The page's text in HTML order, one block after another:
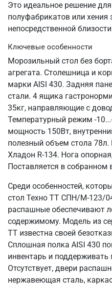
Это идеальное решение
полуфабрикатов или хения
непосредственной
Ключевые особенности
Морозильный стол без
агрегата. Столешница и
марки AISI 430. Задняя
стали. 4 ящика
35кг, направляющие с
Температурный режим -
мощность 150Вт,
полезный объем стола
Хладон R-134. Нога
Поставляется в собранном
Среди особенностей,
стол Техно ТТ СПН/М-123/
распашные обеспечивают
содержимому. Модель из
ТТ известна своей
Сплошная полка AISI 430
инвентарь и поддерживать
Отсутствует, двери
нержавеющая сталь,